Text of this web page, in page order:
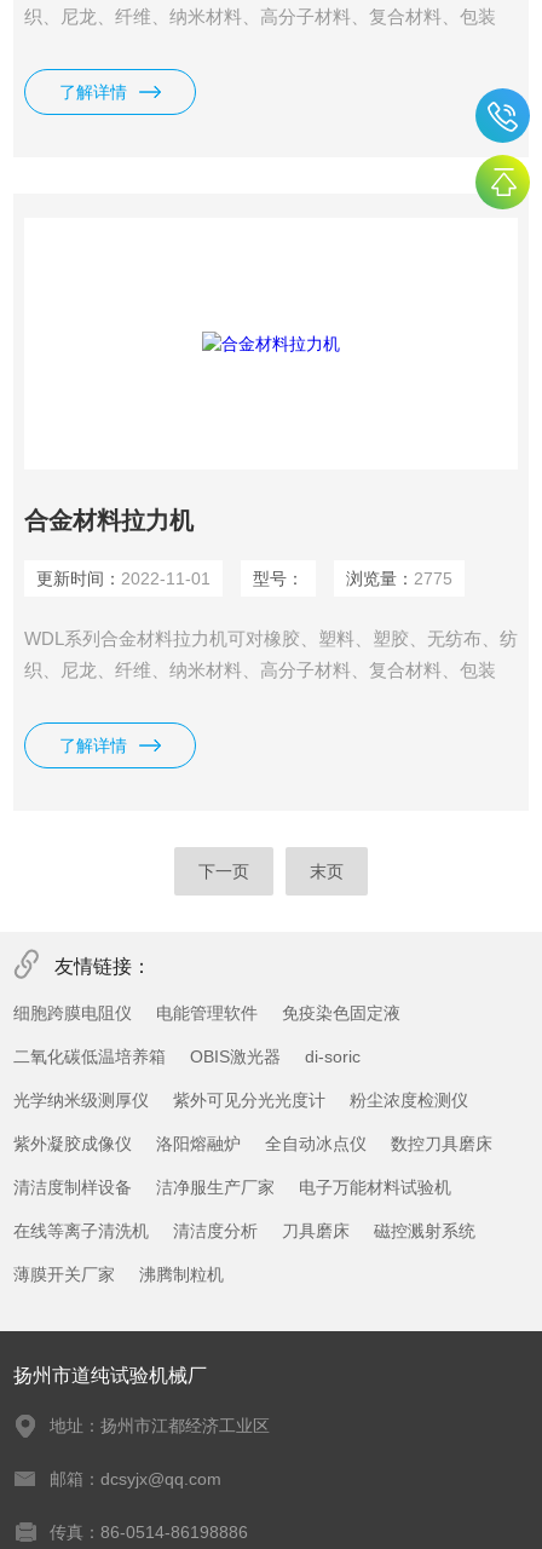
织、尼龙、纤维、纳米材料、高分子材料、复合材料、包装
带、鞋类、胶带、聚合物、弹簧钢、轴承钢、不锈钢（及其它
高硬度钢）、铸件、钢板、钢带、有色金属、汽车零部件、合
金材料及其它非金属材料和金属材料进行拉伸、压缩、弯曲、
了解详情
合金材料拉力机
更新时间： 2022-11-01 型号： 浏览量： 2775
WDL系列合金材料拉力机可对橡胶、塑料、塑胶、无纺布、纺
织、尼龙、纤维、纳米材料、高分子材料、复合材料、包装
带、鞋类、胶带、聚合物、弹簧钢、轴承钢、不锈钢（及其它
高硬度钢）、铸件、钢板、钢带、有色金属、汽车零部件、合
了解详情
下一页 末页
友情链接：
细胞跨膜电阻仪 电能管理软件 免疫染色固定液
二氧化碳低温培养箱 OBIS激光器 di-soric
光学纳米级测厚仪 紫外可见分光光度计 粉尘浓度检测仪
紫外凝胶成像仪 洛阳熔融炉 全自动冰点仪 数控刀具磨床
清洁度制样设备 洁净服生产厂家 电子万能材料试验机
在线等离子清洗机 清洁度分析 刀具磨床 磁控溅射系统
薄膜开关厂家 沸腾制粒机
扬州市道纯试验机械厂
地址：扬州市江都经济工业区
邮箱：dcsyjx@qq.com
传真：86-0514-86198886